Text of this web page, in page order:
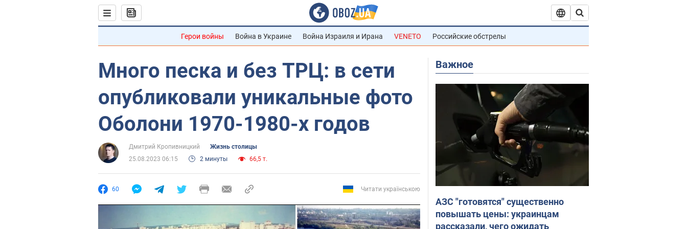
Герои войны Война в Украине Война Израиля и Ирана VENETO Российские обстрелы
Много песка и без ТРЦ: в сети
опубликовали уникальные фото
Оболони 1970-1980-х годов
Дмитрий Кропивницкий
Жизнь столицы
25.08.2023 06:15
2 минуты 66,5 т.
60 Читати українською
Важное
АЗС "готовятся" существенно
повышать цены: украинцам
рассказали, чего ожидать